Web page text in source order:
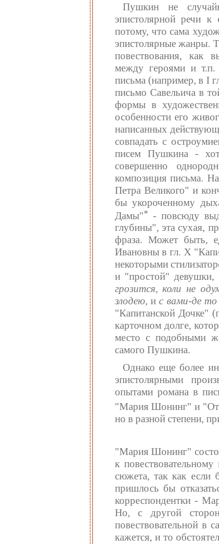
Пушкин не
эпистолярной речи
потому, что сама
эпистолярные жанры.
повествования, как
между героями и т.п.
письма (например, в I
письмо Савельича в
формы в
особенности его
написанных
совпадать с
писем Пушкина -
совершенно
композиция письма.
Петра Великого" и
бы укороченному
Дамы"* - повсюду
глубины", эта сухая,
фраза. Может быть,
Ивановны в гл. X
некоторыми
и "простой"
грозится, коли не
злодею, ис вами-де
"Капитанской Дочке"
карточном долге,
место с подобными
самого Пушкина.
Однако еще более
эпистолярными
опытами романа в
"Мария Шонинг" и
но в разной степени,
"Мария Шонинг"
к
сюжета, так как если
пришлось бы
корреспондентки -
Но, с другой
повествовательной в
кажется, и то